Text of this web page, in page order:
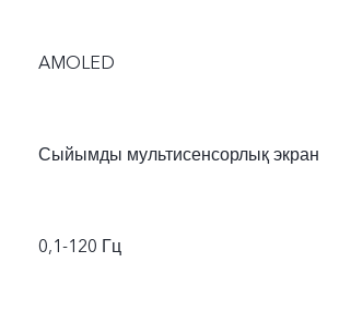
AMOLED
Сыйымды мультисенсорлық экран
0,1-120 Гц